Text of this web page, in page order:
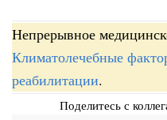
Непрерывное
Климатолечебные
реабилитации.
Поделитесь с